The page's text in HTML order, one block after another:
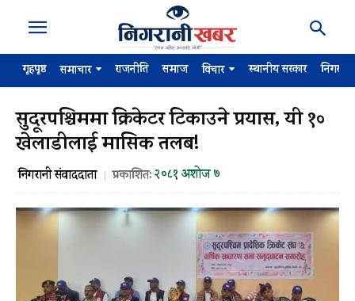
गृहपृष्ठ समाचार राजनीति समाज विचार स्थानीय सरकार
सुदूरपश्चिममा क्रिकेटर टिकाउने प्रयास, यी १०
खेलाडीलाई मासिक तलब!
निगरानी संवाददाता प्रकाशित:२०८१ अशोज ७